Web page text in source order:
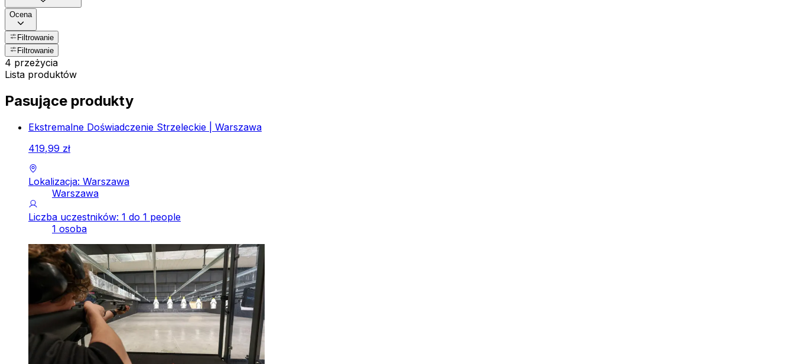
Ocena
Filtrowanie
Filtrowanie
4 przeżycia
Lista produktów
Pasujące produkty
Ekstremalne Doświadczenie Strzeleckie | Warszawa
419,99 zł
Lokalizacja: Warszawa
Warszawa
Liczba uczestników: 1 do 1 people
1 osoba